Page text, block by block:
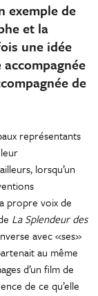
exemple de
et la
une idée
de
représentants
lorsqu’un
propre voix de
La Splendeur des
avec «ses»
au même
d’un film de
de ce qu’elle